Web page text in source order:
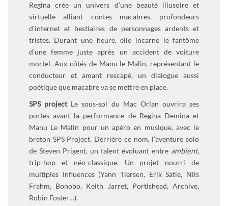
Regina crée un univers d’une beauté illusoire et
virtuelle alliant contes macabres, profondeurs
d’internet et bestiaires de personnages ardents et
tristes. Durant une heure, elle incarne le fantôme
d’une femme juste après un accident de voiture
mortel. Aux côtés de Manu le Malin, représentant le
conducteur et amant rescapé, un dialogue aussi
poétique que macabre va se mettre en place.
SPS projectLe sous-sol du Mac Orlan ouvrira ses
portes avant la performance de Regina Demina et
Manu Le Malin pour un apéro en musique, avec le
breton SPS Project. Derrière ce nom, l’aventure solo
de Steven Prigent, un talent évoluant entre ambient,
trip-hop et néo-classique. Un projet nourri de
multiples influences (Yann Tiersen, Erik Satie, Nils
Frahm, Bonobo, Keith Jarret, Portishead, Archive,
Robin Foster…).